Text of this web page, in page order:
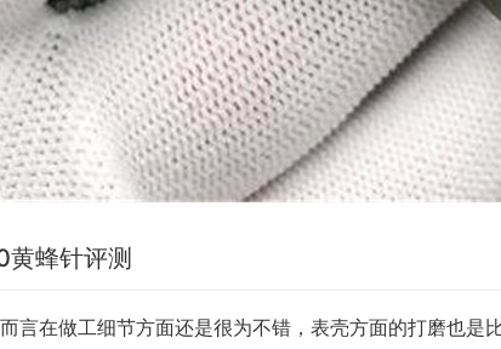
蜂针评测
言在做工细节方面还是很为不错，表壳方面的打磨也是